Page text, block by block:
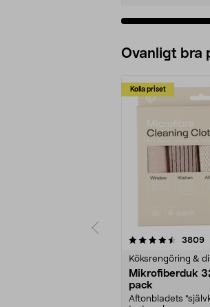
Ovanligt bra
Kolla priset
3809
Köksrengöring &
Mikrofiberduk
pack
Aftonbladets
4.0av 5